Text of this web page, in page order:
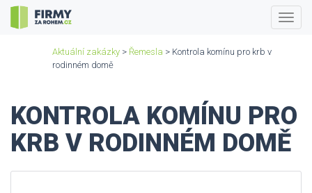
Aktuální zakázky > Řemesla > Kontrola komínu pro krb v
rodinném domě
KONTROLA KOMÍNU PRO
KRB V RODINNÉM DOMĚ